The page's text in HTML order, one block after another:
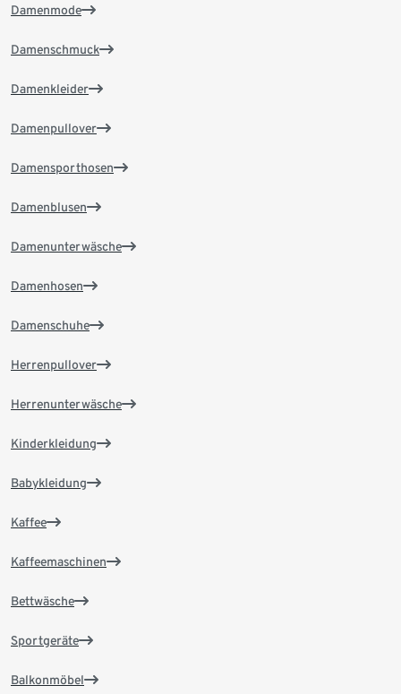
Damenmode
Damenschmuck
Damenkleider
Damenpullover
Damensporthosen
Damenblusen
Damenunterwäsche
Damenhosen
Damenschuhe
Herrenpullover
Herrenunterwäsche
Kinderkleidung
Babykleidung
Kaffee
Kaffeemaschinen
Bettwäsche
Sportgeräte
Balkonmöbel